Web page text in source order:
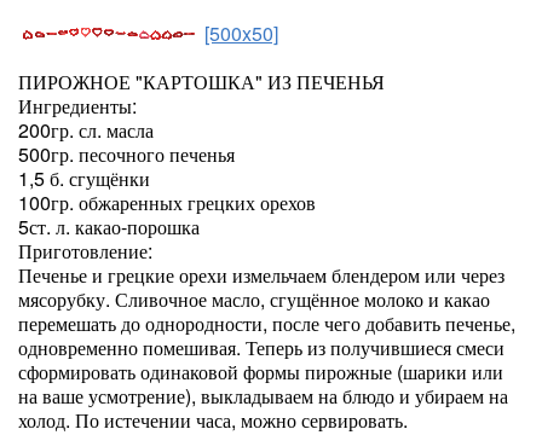
[500x50]
ПИРОЖНОЕ "КАРТОШКА" ИЗ ПЕЧЕНЬЯ
Ингредиенты:
200гр. сл. масла
500гр. песочного печенья
1,5 б. сгущёнки
100гр. обжаренных грецких орехов
5ст. л. какао-порошка
Приготовление:
Печенье и грецкие орехи измельчаем блендером или через
мясорубку. Сливочное масло, сгущённое молоко и какао
перемешать до однородности, после чего добавить печенье,
одновременно помешивая. Теперь из получившиеся смеси
сформировать одинаковой формы пирожные (шарики или
на ваше усмотрение), выкладываем на блюдо и убираем на
холод. По истечении часа, можно сервировать.